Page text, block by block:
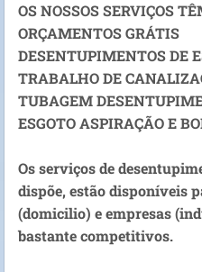
OS NOSSOS SERVIÇOS
ORÇAMENTOS GRÁTIS
DESENTUPIMENTOS DE
TRABALHO DE
TUBAGEM
ESGOTO ASPIRAÇÃO E
Os serviços de
dispõe, estão disponíveis
(domicilio) e empresas
bastante competitivos.